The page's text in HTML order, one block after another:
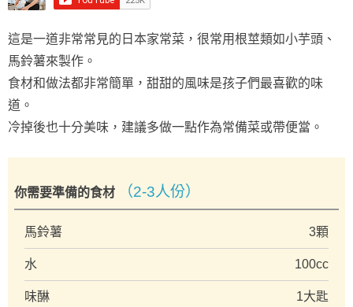
這是一道非常常見的日本家常菜，很常用根莖類如小芋頭、
馬鈴薯來製作。
食材和做法都非常簡單，甜甜的風味是孩子們最喜歡的味
道。
冷掉後也十分美味，建議多做一點作為常備菜或帶便當。
你需要準備的食材 （2-3人份）
馬鈴薯 3顆
水 100cc
味醂 1大匙